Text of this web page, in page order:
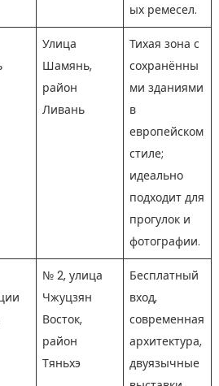
ых ремесел.
Улица
Шамянь,
район
Ливань
Тихая зона с
сохранённы
ми зданиями
в
европейском
стиле;
идеально
подходит для
прогулок и
фотографии.
№ 2, улица
Чжуцзян
Восток,
район
Тяньхэ
Бесплатный
вход,
современная
архитектура,
двуязычные